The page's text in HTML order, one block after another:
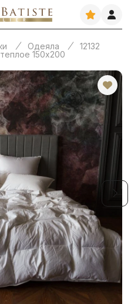
Одеяла
12132
150х200